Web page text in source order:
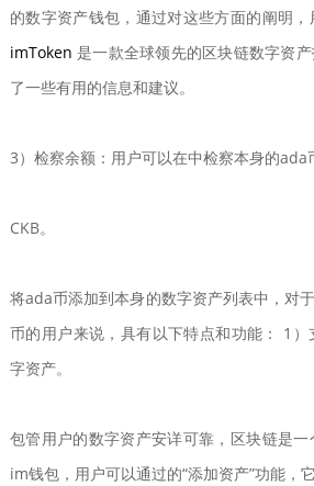
的数字资产钱包，通过对这些方面的阐明，
imToken 是一款全球领先的区块链数字资
了一些有用的信息和建议。
3）检察余额：用户可以在中检察本身的ada
CKB。
将ada币添加到本身的数字资产列表中，对
币的用户来说，具有以下特点和功能： 1
字资产。
包管用户的数字资产安详可靠，区块链是一
im钱包，用户可以通过的“添加资产”功能